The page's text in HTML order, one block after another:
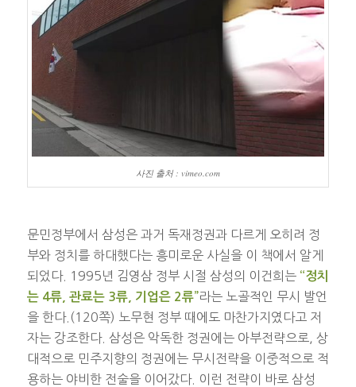
사진 출처 : vimeo.com
문민정부에서 삼성은 과거 독재정권과 다르게 오히려 정
부와 정치를 하대했다는 흥미로운 사실을 이 책에서 알게
되었다. 1995년 김영삼 정부 시절 삼성의 이건희는“정치
는 4류, 관료는 3류, 기업은 2류”라는 노골적인 무시 발언
을 한다.(120쪽) 노무현 정부 때에도 마찬가지였다고 저
자는 강조한다. 삼성은 악독한 정권에는 아부전략으로, 상
대적으로 민주지향의 정권에는 무시전략을 이중적으로 적
용하는 야비한 전술을 이어갔다. 이런 전략이 바로 삼성